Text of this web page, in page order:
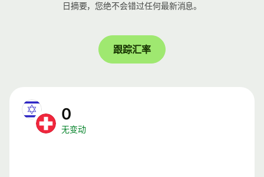
日摘要，您绝不会错过任何最新消息。
跟踪汇率
0
无变动